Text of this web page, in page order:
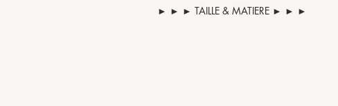
► ► ► TAILLE & MATIERE ► ► ►